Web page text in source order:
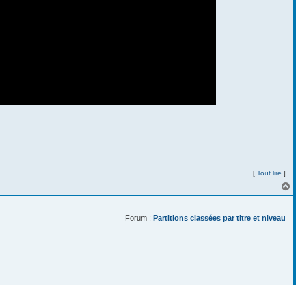
[ Tout lire ]
a
Forum : Partitions classées par titre et niveau